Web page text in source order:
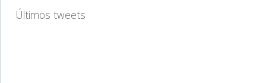
Últimos tweets